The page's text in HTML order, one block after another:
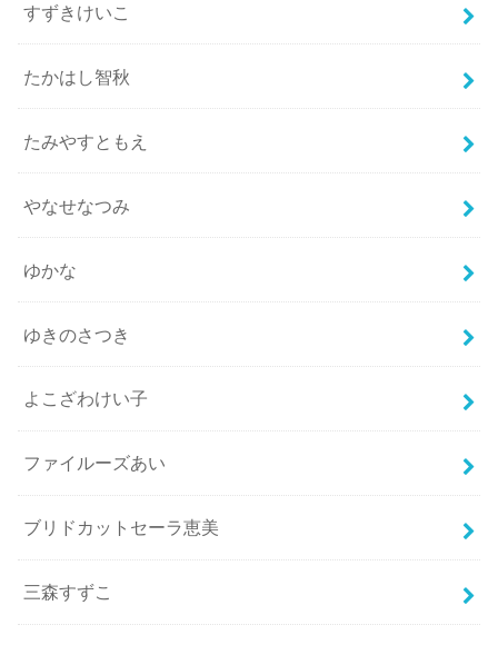
すずきけいこ
たかはし智秋
たみやすともえ
やなせなつみ
ゆかな
ゆきのさつき
よこざわけい子
ファイルーズあい
ブリドカットセーラ恵美
三森すずこ